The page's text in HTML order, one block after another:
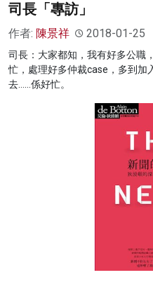
司長「專訪」
作者: 陳景祥 2018-01-25
司長：大家都知，我有好多公職
忙，處理好多仲裁case，多到加
去……係好忙。